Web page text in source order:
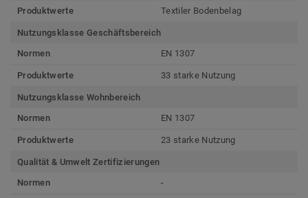
Produktwerte Textiler Bodenbelag
Nutzungsklasse Geschäftsbereich
Normen
EN 1307
Produktwerte 33 starke Nutzung
Nutzungsklasse Wohnbereich
Normen
EN 1307
Produktwerte 23 starke Nutzung
Qualität & Umwelt Zertifizierungen
Normen
-